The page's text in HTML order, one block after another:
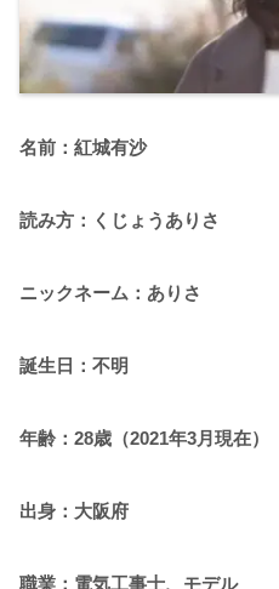
名前：紅城有沙
読み方：くじょうありさ
ニックネーム：ありさ
誕生日：不明
年齢：28歳（2021年3月現在）
出身：大阪府
職業：電気工事士、モデル